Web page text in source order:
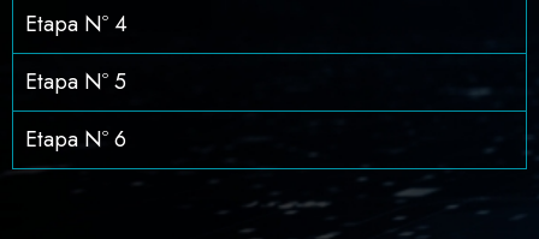
Etapa Nº 4
Etapa Nº 5
Etapa Nº 6